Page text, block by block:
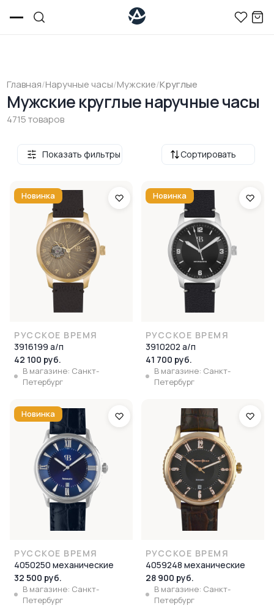
Главная/Наручные часы/Мужские/Круглые
Мужские круглые наручные часы
4715 товаров
Сортировать
Показать фильтры
Новинка
РУССКОЕ ВРЕМЯ
3916199 а/п
42 100 руб.
В магазине: Санкт-
Петербург
Новинка
РУССКОЕ ВРЕМЯ
3910202 а/п
41 700 руб.
В магазине: Санкт-
Петербург
Новинка
РУССКОЕ ВРЕМЯ
4050250 механические
32 500 руб.
В магазине: Санкт-
Петербург
РУССКОЕ ВРЕМЯ
4059248 механические
28 900 руб.
В магазине: Санкт-
Петербург